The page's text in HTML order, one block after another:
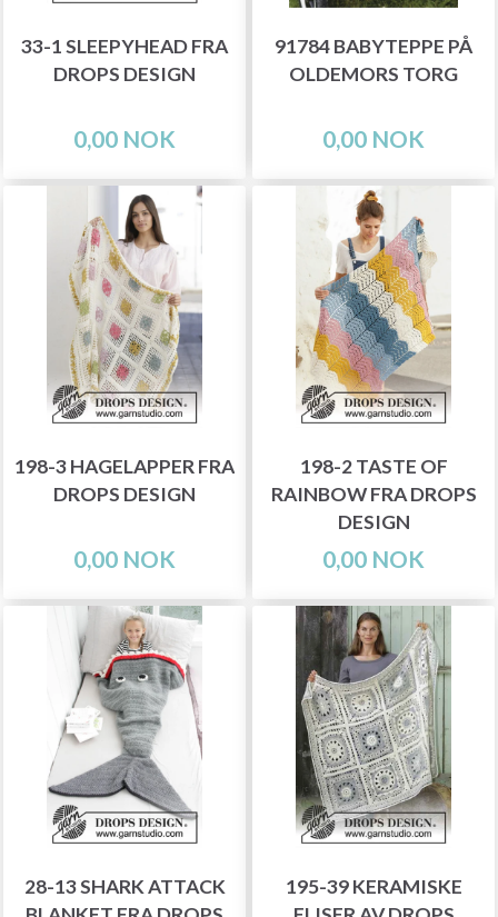
33-1 SLEEPYHEAD FRA
DROPS DESIGN
0,00 NOK
91784 BABYTEPPE PÅ
OLDEMORS TORG
0,00 NOK
198-3 HAGELAPPER FRA
DROPS DESIGN
0,00 NOK
198-2 TASTE OF
RAINBOW FRA DROPS
DESIGN
0,00 NOK
28-13 SHARK ATTACK
195-39 KERAMISKE